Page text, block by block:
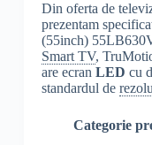
Din oferta de
prezentam
(55inch)
Smart TV,
are ecran LED cu
standardul de
Categorie